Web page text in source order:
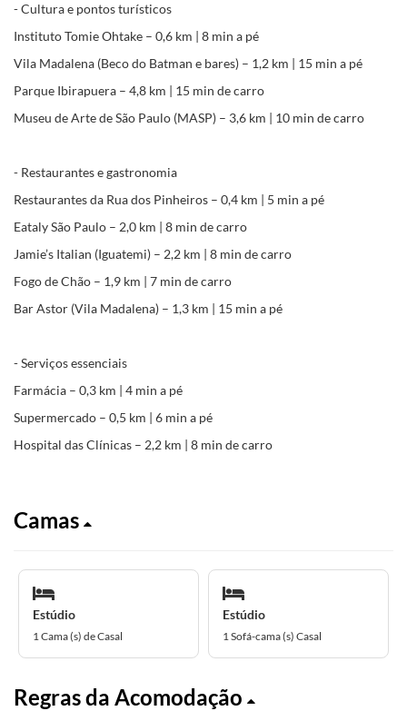
- Cultura e pontos turísticos
Instituto Tomie Ohtake – 0,6 km | 8 min a pé
Vila Madalena (Beco do Batman e bares) – 1,2 km | 15 min a pé
Parque Ibirapuera – 4,8 km | 15 min de carro
Museu de Arte de São Paulo (MASP) – 3,6 km | 10 min de carro
- Restaurantes e gastronomia
Restaurantes da Rua dos Pinheiros – 0,4 km | 5 min a pé
Eataly São Paulo – 2,0 km | 8 min de carro
Jamie’s Italian (Iguatemi) – 2,2 km | 8 min de carro
Fogo de Chão – 1,9 km | 7 min de carro
Bar Astor (Vila Madalena) – 1,3 km | 15 min a pé
- Serviços essenciais
Farmácia – 0,3 km | 4 min a pé
Supermercado – 0,5 km | 6 min a pé
Hospital das Clínicas – 2,2 km | 8 min de carro
Camas
Estúdio
1 Cama (s) de Casal
Estúdio
1 Sofá-cama (s) Casal
Regras da Acomodação